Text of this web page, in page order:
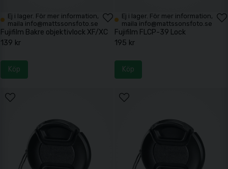
Ej i lager. För mer information,
maila info@mattssonsfoto.se
Fujifilm Bakre objektivlock XF/XC
139 kr
Köp
Ej i lager. För mer information,
maila info@mattssonsfoto.se
Fujifilm FLCP-39 Lock
195 kr
Köp